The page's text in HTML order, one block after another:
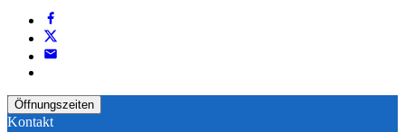
Öffnungszeiten
Kontakt